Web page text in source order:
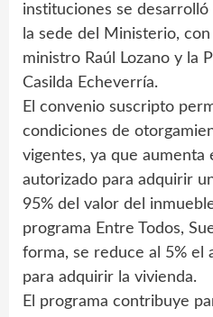
instituciones se
la sede del Ministerio,
ministro Raúl Lozano y la
Casilda Echeverría.
El convenio suscripto
condiciones de
vigentes, ya que
autorizado para adquirir
95% del valor del
programa Entre Todos,
forma, se reduce al 5% el
para adquirir la vivienda.
El programa contribuye